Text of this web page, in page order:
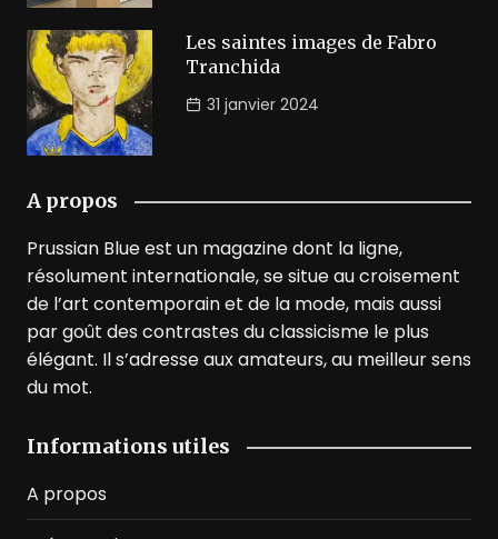
Les saintes images de Fabro
Tranchida
31 janvier 2024
A propos
Prussian Blue est un magazine dont la ligne,
résolument internationale, se situe au croisement
de l’art contemporain et de la mode, mais aussi
par goût des contrastes du classicisme le plus
élégant. Il s’adresse aux amateurs, au meilleur sens
du mot.
Informations utiles
A propos